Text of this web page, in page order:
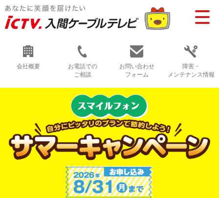
会社概要
お電話での
ご相談
お問い合わせ
フォーム
障害・
メンテナンス情報